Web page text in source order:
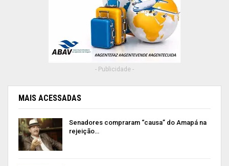
- Publicidade -
MAIS ACESSADAS
Senadores compraram “causa” do Amapá na
rejeição…